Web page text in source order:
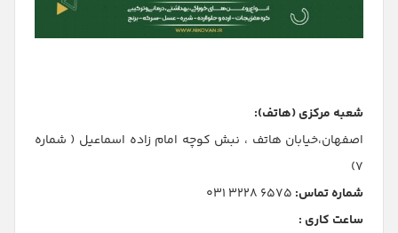
شعبه مرکزی (هاتف):
اصفهان،خیابان هاتف ، نبش کوچه امام زاده اسماعیل ( شماره
7)
شماره تماس:
ساعت کاری :